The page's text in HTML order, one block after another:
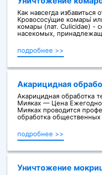
Как навсегда избавиться
Кровососу́щие комары́
комары (лат. Culicidae) -
насекомых,
подробнее >>
Акарицидная
Акарицидная обработка
Мияках — Цена Ежегодно
Мияках проводится
обработка
подробнее >>
Уничтожение